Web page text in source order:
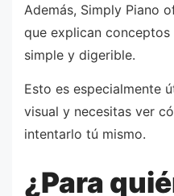
Además, Simply Piano
que explican
simple y digerible.
Esto es especialmente
visual y necesitas ver
intentarlo tú mismo.
¿Para